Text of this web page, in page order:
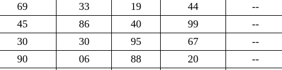
69 33 19 44 --
45 86 40 99 --
30 30 95 67 --
90 06 88 20 --